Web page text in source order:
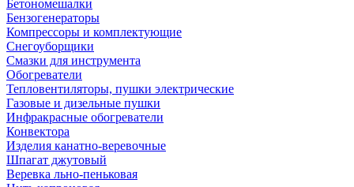
Бетономешалки
Бензогенераторы
Компрессоры и комплектующие
Снегоуборщики
Смазки для инструмента
Обогреватели
Тепловентиляторы, пушки электрические
Газовые и дизельные пушки
Инфракрасные обогреватели
Конвектора
Изделия канатно-веревочные
Шпагат джутовый
Веревка льно-пеньковая